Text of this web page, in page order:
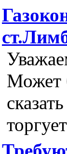
Может